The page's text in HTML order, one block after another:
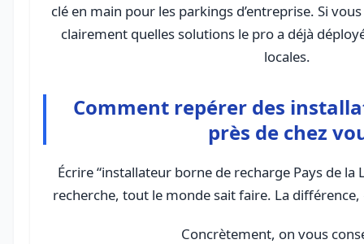
clé en main pour les parkings d’entreprise. Si
clairement quelles solutions le pro a déjà
locales.
Comment repérer des
près de chez
Écrire “installateur borne de recharge Pays de la
recherche, tout le monde sait faire. La différence,
Concrètement, on vous